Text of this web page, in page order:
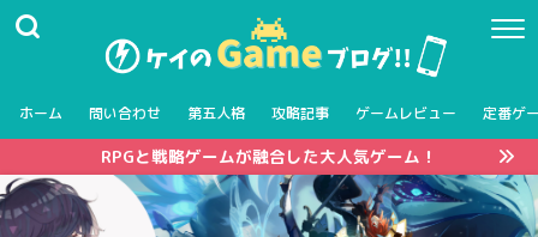
ホーム 問い合わせ 第五人格 攻略記事 ゲームレビュー 定番ゲ
RPGと戦略ゲームが融合した大人気ゲーム！